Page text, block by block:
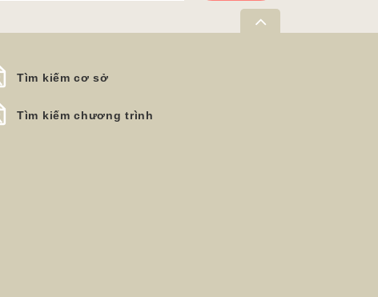
Tìm kiếm cơ sở
Tìm kiếm chương trình